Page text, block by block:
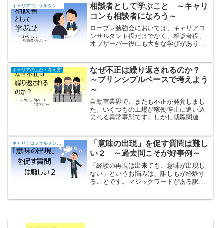
ます。今回はキャリアカウンセリングの
普及を阻むものについて考えます。
相談者として学ぶこと ～キャリ
コンも相談者になろう～
ロープレ勉強会においては、キャリアコ
ンサルタント役だけでなく、相談者役、
オブザーバー役にも大きな学びがありま
キャリアの土台・考え方
なぜ不正は繰り返されるのか？
～プリンシプルベースで考えよう
～
自動車業界で、またも不正が発覚しまし
た。いくつもの工場が稼働停止に追い込
まれる異常事態です。しかし就職関連サ
口コミが沢山出てきます。なぜコンプラ
イアンス教育が盛んな会社で不正が起き
るのでしょうか？ アドラーの目的論と
プリンシプルベースから考えます。
キャリアコンサルタントの部屋
「意味の出現」を促す質問は難し
い２ ～過去問こそが好事例～
「経験の再現は出来ても、意味が出現し
ない」というお悩みは、誰しもが経験す
ることです。マジックワードがある訳で